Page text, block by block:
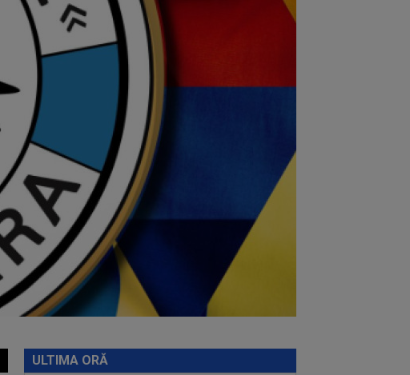
ULTIMA ORĂ
lumea, după ce Universitatea Craiova a...
00:51 VIDEO
Au apărut imaginile:
Darius Olaru, gol de autor în Belgia!
00:49
Au dat lovitura în fieful
campioanei! ”E conform așteptărilor!”
00:36 EXCLUSIV
Reacție categorică,
după Universitatea Craiova - FC Argeș 0-
1: "Sunt îngrijorat...
07:56
Anunțul care a luat prin
surprindere lumea tenisului: Irina Begu s-
a căsătorit
07:47
Ce s-a întâmplat în tribune, după
Craiova - FC Argeș 0-1. Cum a fost
surprins...
07:36
Alberto Soro s-a temut de
România. ”Nu avea nicio legătură ce-mi
înaintea partidei cu Sepsi